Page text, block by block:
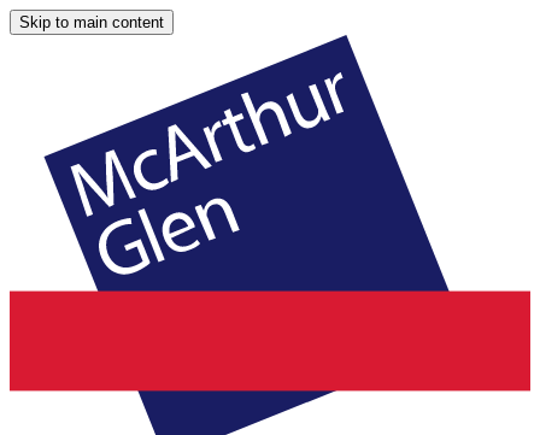
Skip to main content